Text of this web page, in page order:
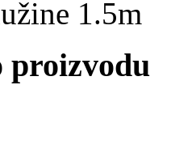
1.5m
proizvodu